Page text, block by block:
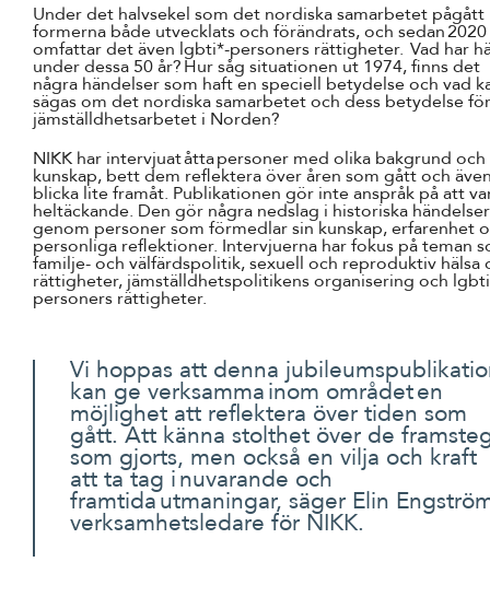
Under det halvsekel som det nordiska samarbetet pågått
formerna både utvecklats och förändrats, och sedan 2020
omfattar det även lgbti*-personers rättigheter. Vad har
under dessa 50 år? Hur såg situationen ut 1974, finns det
några händelser som haft en speciell betydelse och vad
sägas om det nordiska samarbetet och dess betydelse för
jämställdhetsarbetet i Norden?
NIKK har intervjuat åtta personer med olika bakgrund och
kunskap, bett dem reflektera över åren som gått och
blicka lite framåt. Publikationen gör inte anspråk på att
heltäckande. Den gör några nedslag i historiska händelser
genom personer som förmedlar sin kunskap, erfarenhet
personliga reflektioner. Intervjuerna har fokus på teman
familje- och välfärdspolitik, sexuell och reproduktiv hälsa
rättigheter, jämställdhetspolitikens organisering och
personers rättigheter.
Vi hoppas att denna
kan ge verksamma inom området en
möjlighet att reflektera över tiden som
gått. Att känna stolthet över de
som gjorts, men också en vilja och kraft
att ta tag i nuvarande och
framtida utmaningar, säger Elin
verksamhetsledare för NIKK.